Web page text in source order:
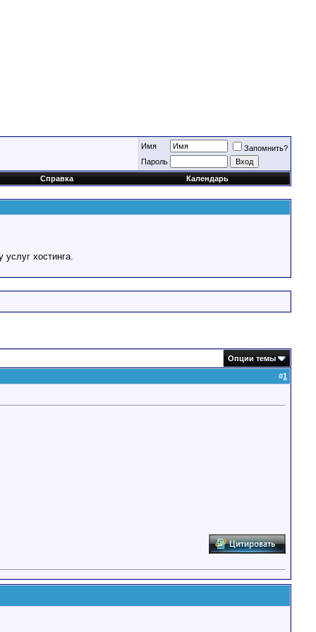
Имя
Запомнить?
Пароль
Справка
Календарь
хостинга.
Опции темы
#1